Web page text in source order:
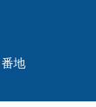
地